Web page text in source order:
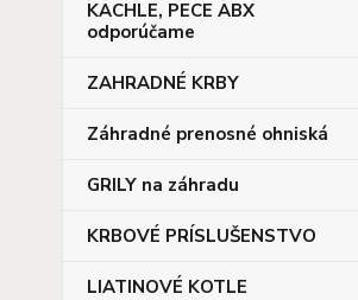
KACHLE, PECE ABX
odporúčame
ZAHRADNÉ KRBY
Záhradné prenosné ohniská
GRILY na záhradu
KRBOVÉ PRÍSLUŠENSTVO
LIATINOVÉ KOTLE